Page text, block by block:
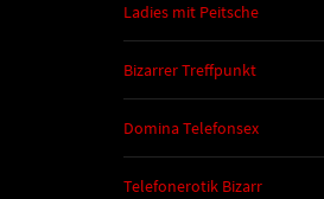
Ladies mit Peitsche
Bizarrer Treffpunkt
Domina Telefonsex
Telefonerotik Bizarr